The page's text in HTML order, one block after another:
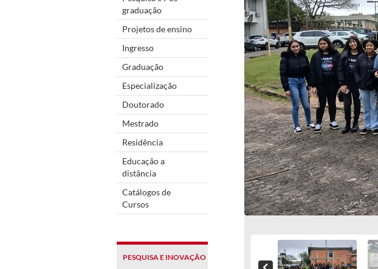
graduação
Projetos de ensino
Ingresso
Graduação
Especialização
Doutorado
Mestrado
Residência
Educação a
distância
Catálogos de
Cursos
PESQUISA E INOVAÇÃO